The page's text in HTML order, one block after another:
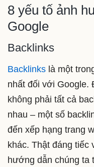
8 yếu tố ảnh
Google
Backlinks
Backlinks là một
nhất đối với Google.
không phải tất cả
nhau – một số
đến xếp hạng trang
khác. Thật đáng tiếc
hướng dẫn chúng ta